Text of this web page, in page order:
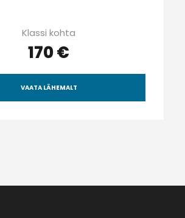
Klassi kohta
170 €
VAATA LÄHEMALT